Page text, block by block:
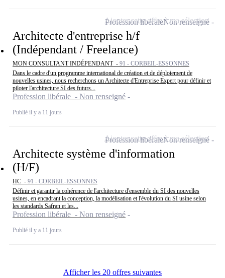
Architecte d'entreprise h/f
(Indépendant / Freelance)
MON CONSULTANT INDÉPENDANT - 91 - CORBEIL-ESSONNES
Dans le cadre d'un programme international de création et de déploiement de
nouvelles usines, nous recherchons un Architecte d'Entreprise Expert pour définir et
piloter l'architecture SI des futurs...
Profession libérale - Non renseigné
Publié il y a 11 jours
Profession libéraleNon renseigné
Ajouter cette offre à ma sélection
Architecte système d'information
(H/F)
HC - 91 - CORBEIL-ESSONNES
Définir et garantir la cohérence de l'architecture d'ensemble du SI des nouvelles
usines, en encadrant la conception, la modélisation et l'évolution du SI usine selon
les standards Safran et les...
Profession libérale - Non renseigné
Publié il y a 11 jours
Profession libéraleNon renseigné
Ajouter cette offre à ma sélection
Afficher les 20 offres suivantes